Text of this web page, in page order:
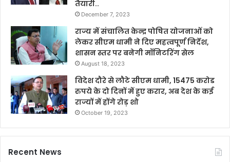
तैयारी..
December 7, 2023
राज्य में संचालित केन्द्र पोषित योजनाओं को
लेकर सीएम धामी ने दिए महत्वपूर्ण निर्देश,
शासन स्तर पर बनेगी मॉनिटरिंग सेल
August 18, 2023
विदेश दौरे से लौटे सीएम धामी, 15475 करोड
रुपये के दो दिनों में हुए करार, अब देश के कई
राज्यों में होंगे रोड़ शो
October 19, 2023
Recent News